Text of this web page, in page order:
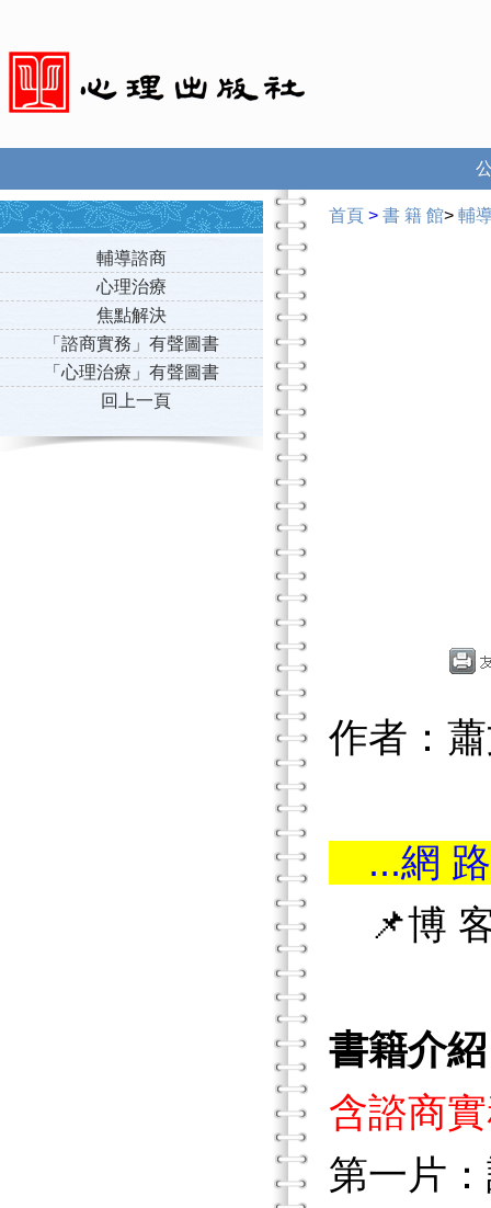
輔導諮商
心理治療
焦點解決
「諮商實務」有聲圖書
「心理治療」有聲圖書
回上一頁
首頁 > 書 籍 館> 輔
作者：
...網
📌博
書籍介紹
含諮商
第一片